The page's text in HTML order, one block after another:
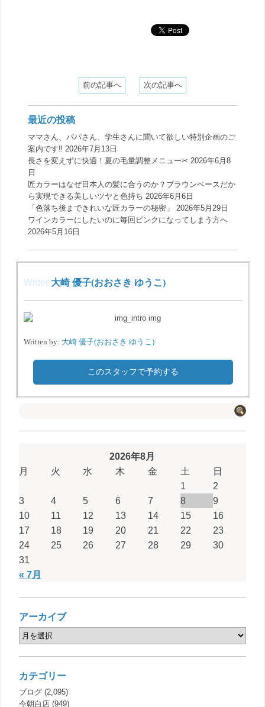
前の記事へ 次の記事へ
最近の投稿
ママさん、パパさん、学生さんに聞いて欲しい特別企画のご
案内です‼️ 2026年7月13日
長さを変えずに快適！夏の毛量調整メニュー✂︎ 2026年6月8
日
匠カラーはなぜ日本人の髪に合うのか？ブラウンベースだか
ら実現できる美しいツヤと色持ち 2026年6月6日
「色落ち後まできれいな匠カラーの秘密」
2026年5月29日
ワインカラーにしたいのに毎回ピンクになってしまう方へ
2026年5月16日
Writer 大崎 優子(おおさき ゆうこ)
Written by: 大崎 優子(おおさき ゆうこ)
このスタッフで予約する
2026年8月
月
火 水 木 金 土 日
« 7月
1
2
3
4 5 6 7 8
9
10
11 12 13 14 15
16
17
18 19 20 21 22
23
24
25 26 27 28 29
30
31
アーカイブ
カテゴリー
ブログ (2,095)
今朝白店 (949)